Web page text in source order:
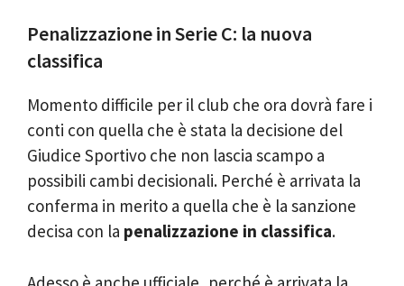
Penalizzazione in Serie C: la nuova
classifica
Momento difficile per il club che ora dovrà fare i
conti con quella che è stata la decisione del
Giudice Sportivo che non lascia scampo a
possibili cambi decisionali. Perché è arrivata la
conferma in merito a quella che è la sanzione
decisa con la penalizzazione in classifica.